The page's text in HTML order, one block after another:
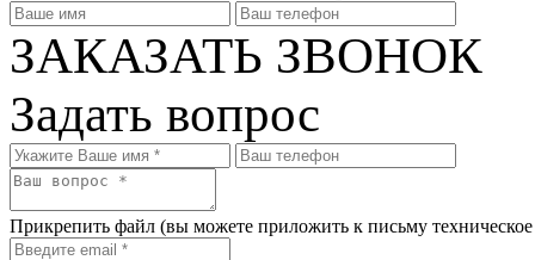
ЗАКАЗАТЬ ЗВОНОК
Задать вопрос
Прикрепить файл (вы можете приложить к письму